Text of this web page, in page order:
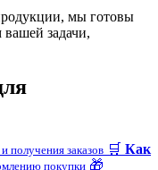
мы готовы
задачи,
получения заказов 🛒 Как
покупки 🎁